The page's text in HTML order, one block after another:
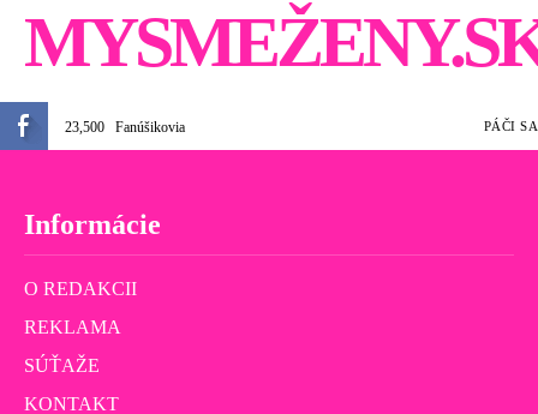
23,500 Fanúšikovia PÁČI SA
Informácie
O REDAKCII
REKLAMA
SÚŤAŽE
KONTAKT